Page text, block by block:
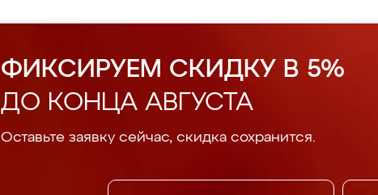
ФИКСИРУЕМ СКИДКУ В 5%
ДО КОНЦА АВГУСТА
Оставьте заявку сейчас, скидка сохранится.